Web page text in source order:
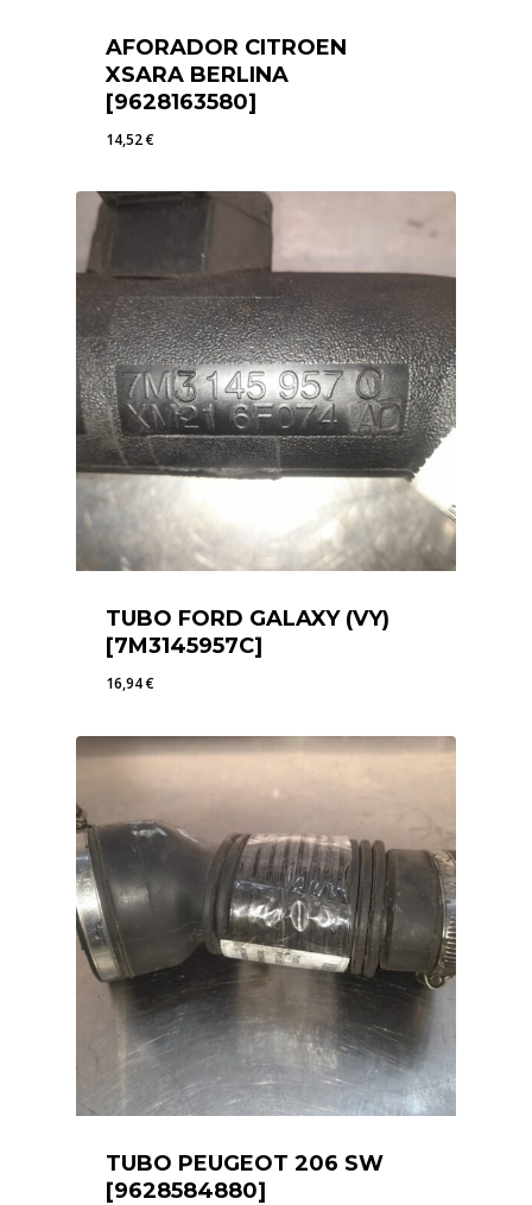
AFORADOR CITROEN
XSARA BERLINA
[9628163580]
14,52€
TUBO FORD GALAXY (VY)
[7M3145957C]
16,94€
TUBO PEUGEOT 206 SW
[9628584880]